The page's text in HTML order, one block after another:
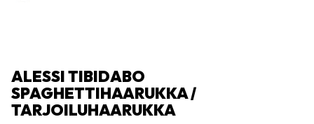
ALESSI TIBIDABO
SPAGHETTIHAARUKKA /
TARJOILUHAARUKKA